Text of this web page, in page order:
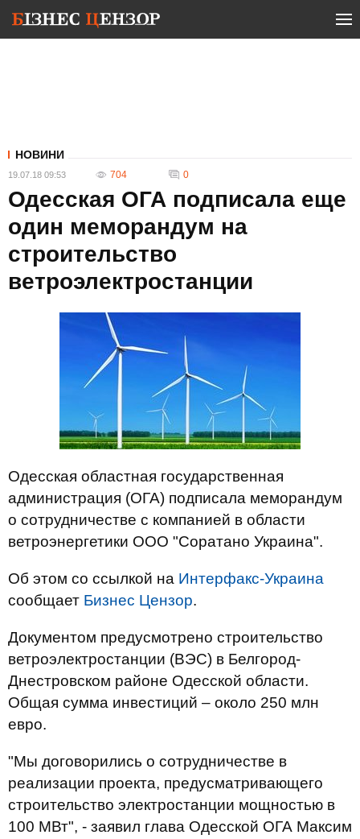
НОВИНИ
19.07.18 09:53 704 0
Одесская ОГА подписала еще
один меморандум на
строительство
ветроэлектростанции
Одесская областная государственная
администрация (ОГА) подписала меморандум
о сотрудничестве с компанией в области
ветроэнергетики ООО "Соратано Украина".
Об этом со ссылкой на Интерфакс-Украина
сообщает Бизнес Цензор.
Документом предусмотрено строительство
ветроэлектростанции (ВЭС) в Белгород-
Днестровском районе Одесской области.
Общая сумма инвестиций – около 250 млн
евро.
"Мы договорились о сотрудничестве в
реализации проекта, предусматривающего
строительство электростанции мощностью в
100 МВт", - заявил глава Одесской ОГА Максим